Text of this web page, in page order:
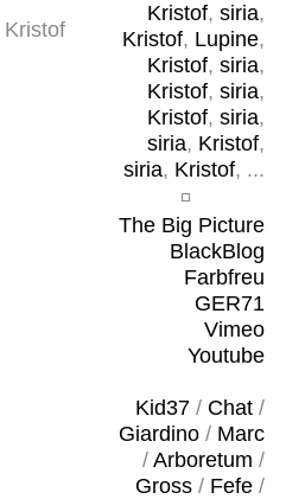
Kristof, siria,
Kristof, Lupine,
Kristof, siria,
Kristof, siria,
Kristof, siria,
siria, Kristof,
siria, Kristof, ...
The Big Picture
BlackBlog
Farbfreu
GER71
Vimeo
Youtube
Kid37/ Chat/
Giardino/ Marc
/ Arboretum /
Gross/ Fefe/
Kristof